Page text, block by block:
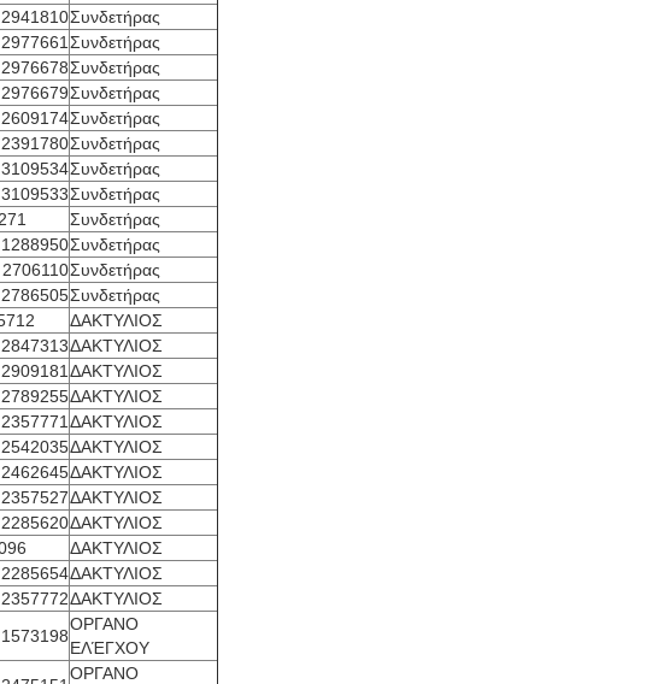
2941810Συνδετήρας
2977661 Συνδετήρας
2976678Συνδετήρας
2976679Συνδετήρας
2609174Συνδετήρας
2391780Συνδετήρας
3109534Συνδετήρας
3109533Συνδετήρας
Συνδετήρας
1288950Συνδετήρας
2706110Συνδετήρας
2786505Συνδετήρας
ΔΑΚΤΥΛΙΟΣ
2847313ΔΑΚΤΥΛΙΟΣ
2909181 ΔΑΚΤΥΛΙΟΣ
2789255ΔΑΚΤΥΛΙΟΣ
2357771 ΔΑΚΤΥΛΙΟΣ
2542035ΔΑΚΤΥΛΙΟΣ
2462645ΔΑΚΤΥΛΙΟΣ
2357527ΔΑΚΤΥΛΙΟΣ
2285620ΔΑΚΤΥΛΙΟΣ
ΔΑΚΤΥΛΙΟΣ
2285654ΔΑΚΤΥΛΙΟΣ
2357772ΔΑΚΤΥΛΙΟΣ
1573198
ΟΡΓΑΝΟ
ΕΛΈΓΧΟΥ
ΟΡΓΑΝΟ